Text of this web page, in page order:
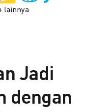
lainnya
Jadi
dengan